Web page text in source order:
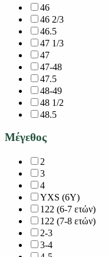
46
46 2/3
46.5
47 1/3
47
47-48
47.5
48-49
48 1/2
48.5
Μέγεθος
2
3
4
YXS (6Y)
122 (6-7 ετών)
122 (7-8 ετών)
2-3
3-4